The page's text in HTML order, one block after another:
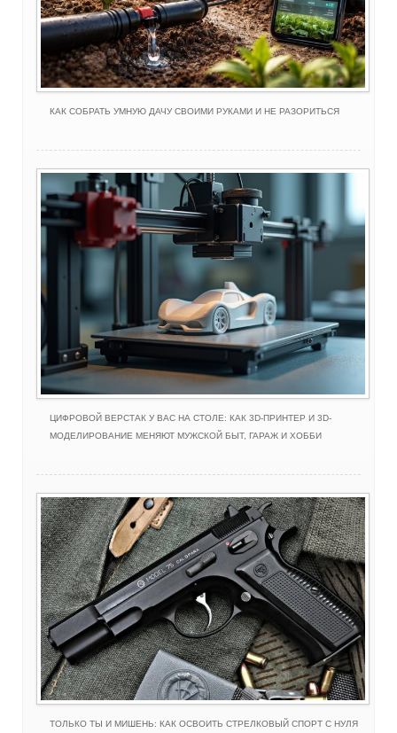
КАК СОБРАТЬ УМНУЮ ДАЧУ СВОИМИ РУКАМИ И НЕ РАЗОРИТЬСЯ
ЦИФРОВОЙ ВЕРСТАК У ВАС НА СТОЛЕ: КАК 3D-ПРИНТЕР И 3D-
МОДЕЛИРОВАНИЕ МЕНЯЮТ МУЖСКОЙ БЫТ, ГАРАЖ И ХОББИ
ТОЛЬКО ТЫ И МИШЕНЬ: КАК ОСВОИТЬ СТРЕЛКОВЫЙ СПОРТ С НУЛЯ